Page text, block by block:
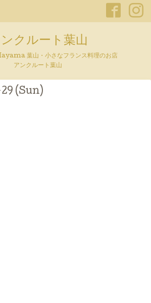
クルート葉山
葉山・小さなフランス料理のお店
アンクルート葉山
(Sun)